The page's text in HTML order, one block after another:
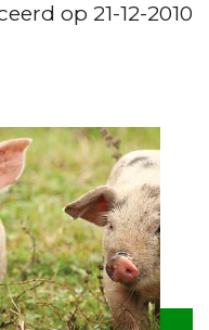
op 21-12-2010